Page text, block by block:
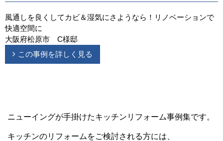
風通しを良くしてカビ＆湿気にさようなら！リノベーションで
快適空間に
大阪府松原市 C様邸
この事例を詳しく見る
ニューイングが手掛けたキッチンリフォーム事例集です。
キッチンのリフォームをご検討される方には、